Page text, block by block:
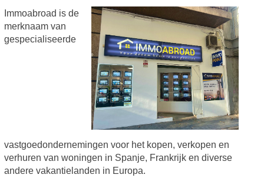
Immoabroad is de
merknaam van
gespecialiseerde
vastgoedondernemingen voor het kopen, verkopen en
verhuren van woningen in Spanje, Frankrijk en diverse
andere vakantielanden in Europa.